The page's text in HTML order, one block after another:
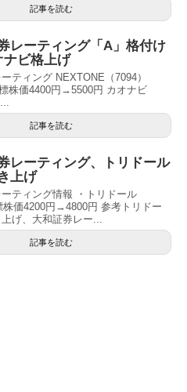
記事を読む
レーティング「A」格付け
ナビ格上げ
ーティング NEXTONE（7094）
株価4400円→5500円 カオナビ
記事を読む
レーティング、トリドール
上げ
ティング情報 ・トリドール
株価4200円→4800円 参考トリドー
げ、大和証券レー...
記事を読む